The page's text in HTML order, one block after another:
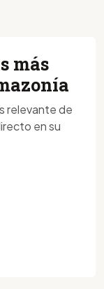
más
relevante de
en su